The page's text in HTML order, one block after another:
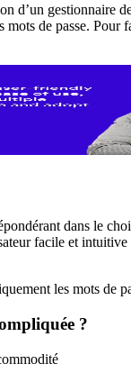
d’un
de passe.
dans le
facile et
les mots de
?